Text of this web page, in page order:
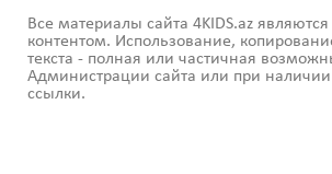
Все материалы сайта 4KIDS.az
контентом. Использование,
текста - полная или частичная
Администрации сайта или при наличии
ссылки.